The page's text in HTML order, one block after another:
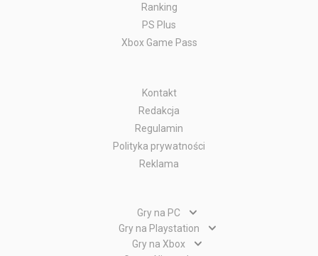
Ranking
PS Plus
Xbox Game Pass
Kontakt
Redakcja
Regulamin
Polityka prywatności
Reklama
Gry na PC
Gry PC
Gry WWW
Gry na Playstation
Gry PlayStation 5
Gry na Xbox